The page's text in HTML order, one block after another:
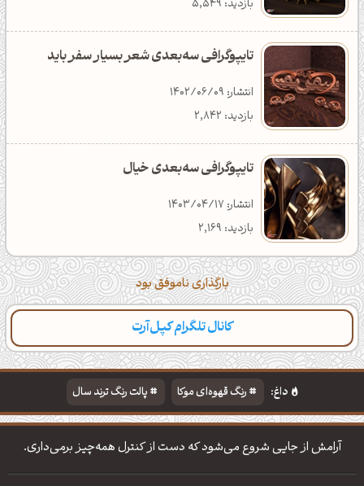
بازدید: 5,549
تایپوگرافی سه‌بعدی شعر بسیار سفر باید
انتشار: 1402/06/09
بازدید: 2,842
تایپوگرافی سه‌بعدی خیال
انتشار: 1403/04/17
بازدید: 2,169
بارگذاری ناموفق بود
کانال تلگرام کپل‌آرت
دسته‌بندی مطالب تازه تایپوگرافی پالت‌ها
داغ: رنگ قهوه‌ای موکا
پالت رنگ ترند سال
دانلود والپیپر مذهبی
تایپوگرافی شعر مولانا
آرامش از جایی شروع می‌شود که دست از کنترل همه‌چیز برمی‌داری.